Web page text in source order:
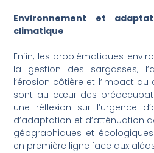
Environnement et
climatique
Enfin, les problématiques
la gestion des sargasses,
l’érosion côtière et l’impact
sont au cœur des
une réflexion sur l’urgence
d’adaptation et d’atténuation
géographiques et
en première ligne face aux